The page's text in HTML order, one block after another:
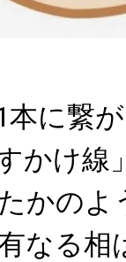
に繋
かけ線
かのよ
なる相